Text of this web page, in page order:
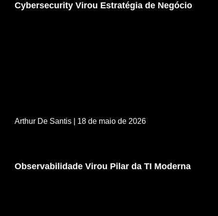
Cybersecurity Virou Estratégia de Negócio
Arthur De Santis | 18 de maio de 2026
Observabilidade Virou Pilar da TI Moderna